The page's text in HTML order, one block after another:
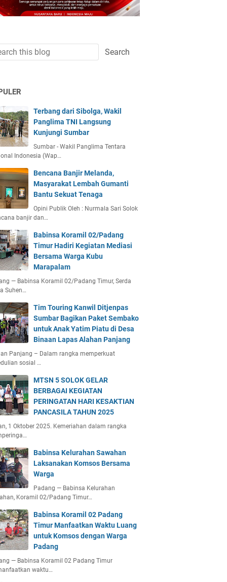
Terbang dari Sibolga, Wakil
Panglima TNI Langsung
Kunjungi Sumbar
Sumbar - Wakil Panglima Tentara
Indonesia (Wap…
Bencana Banjir Melanda,
Masyarakat Lembah Gumanti
Bantu Sekuat Tenaga
Opini Publik Oleh : Nurmala Sari Solok
banjir dan…
Babinsa Koramil 02/Padang
Timur Hadiri Kegiatan Mediasi
Bersama Warga Kubu
Marapalam
— Babinsa Koramil 02/Padang Timur, Serda
Suhen…
Tim Touring Kanwil Ditjenpas
Sumbar Bagikan Paket Sembako
untuk Anak Yatim Piatu di Desa
Binaan Lapas Alahan Panjang
Panjang – Dalam rangka memperkuat
sosial …
MTSN 5 SOLOK GELAR
BERBAGAI KEGIATAN
PERINGATAN HARI KESAKTIAN
PANCASILA TAHUN 2025
1 Oktober 2025. Kemeriahan dalam rangka
Babinsa Kelurahan Sawahan
Laksanakan Komsos Bersama
Warga
Padang — Babinsa Kelurahan
Koramil 02/Padang Timur…
Babinsa Koramil 02 Padang
Timur Manfaatkan Waktu Luang
untuk Komsos dengan Warga
Padang
— Babinsa Koramil 02 Padang Timur
waktu…